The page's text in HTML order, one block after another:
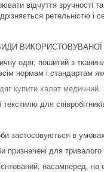
відчуття
ретельністю і
одяг, пошитий з
нормам і стандартам
купити халат
текстилю для
застосовуються в
призначені для
насамперед, на